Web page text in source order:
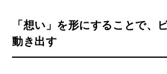
「想い」を形にすることで、
動き出す